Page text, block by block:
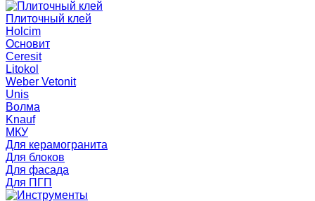
Плиточный клей
Holcim
Основит
Ceresit
Litokol
Weber Vetonit
Unis
Волма
Knauf
МКУ
Для керамогранита
Для блоков
Для фасада
Для ПГП